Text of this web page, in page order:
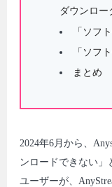
ダウンロー
「ソフ
「ソフ
まとめ
2024年6月から、
ンロードできない
ユーザーが、